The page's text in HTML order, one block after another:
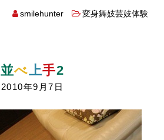
smilehunter 変身舞妓芸妓体験
並べ上手2
2010年9月7日